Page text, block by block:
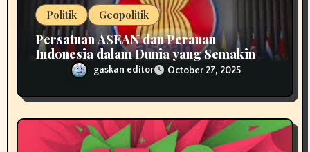
Politik Geopolitik
Persatuan ASEAN dan Peranan
Indonesia dalam Dunia yang Semakin
Terfragmentasi
gaskan editor October 27, 2025